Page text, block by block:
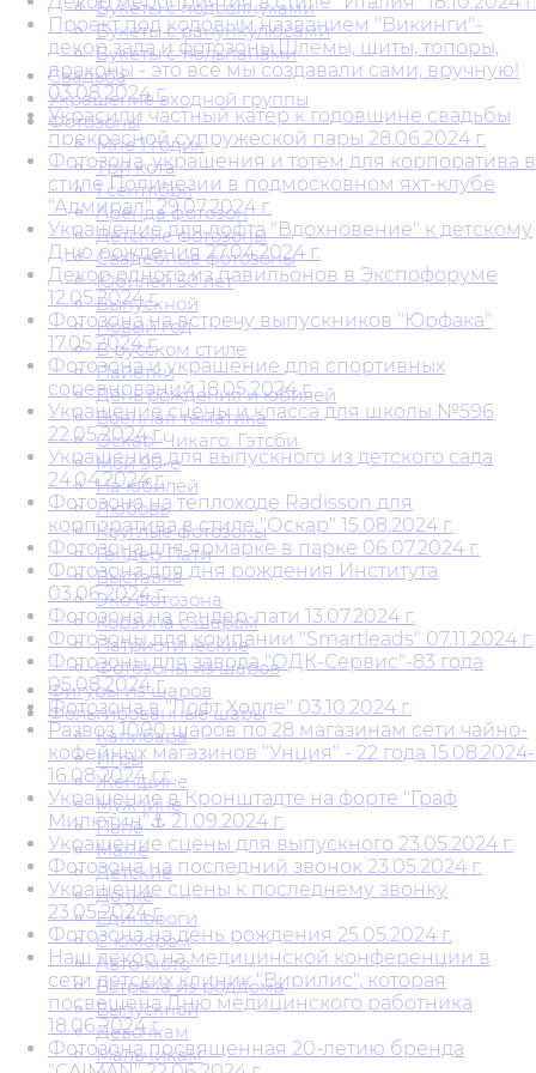
Букеты с подсолнухами
Букеты с ранункулюсами
Букеты с тюльпанами
Свадьба
Украшение входной группы
Фотозоны
Мне 1 годик
Три кота
1 сентября
Аренда фотозон
Детские фотозоны
Свадебные фотозоны
Юбилей 50 лет
Выпускной
Новый год
В русском стиле
Пайетки
День рождения и юбилей
Военная тематика
Оскар. Чикаго. Гэтсби.
Мои 90-е
На юбилей
Любовь
Круглые фотозоны
Гендер Пати
Выставка
Эко фотозона
Корзина с шаром
Патриотические
Фотозоны из шаров
Фигуры из шаров
Фольгированные шары
Капибара
Игры
Женщине
Мужчине
Папе
Маме
Детские
Дочке
Единороги
С юмором
Авто-мото
Встреча из роддома
Выпускной
Девочкам
Мальчикам
Проект под кодовым названием "Викинги"-
декор зала и фотозоны.Шлемы, щиты, топоры,
драконы - это всё мы создавали сами, вручную!
03.08.2024 г.
Украсили частный катер к годовщине свадьбы
прекрасной супружеской пары 28.06.2024 г.
Фотозона, украшения и тотем для корпоратива в
стиле Полинезии в подмосковном яхт-клубе
"Адмирал" 29.07.2024 г.
Украшение для лофта "Вдохновение" к детскому
Дню рождения 27.04.2024 г.
Декор одного из павильонов в Экспофоруме
12.05.2024 г.
Фотозона на встречу выпускников "Юрфака"
17.05.2024 г.
Фотозона и украшение для спортивных
соревнований 18.05.2024 г.
Украшение сцены и класса для школы №596
22.05.2024 г.
Украшение для выпускного из детского сада
24.04.2024 г.
Фотозона на теплоходе Radisson для
корпоратива в стиле "Оскар" 15.08.2024 г.
Фотозона для ярмарке в парке 06.07.2024 г.
Фотозона для дня рождения Института
03.06.2024 г.
Фотозона на гендер-пати 13.07.2024 г.
Фотозоны для компании "Smartleads" 07.11.2024 г.
Фотозоны для завода "ОДК-Сервис"-83 года
05.08.2024 г.
Фотозона в "Лофт Холле" 03.10.2024 г.
Развоз 1000 шаров по 28 магазинам сети чайно-
кофейных магазинов "Унция" - 22 года 15.08.2024-
16.08.2024 г.г.
Украшение в Кронштадте на форте "Граф
Милютин"⚓ 21.09.2024 г.
Украшение сцены для выпускного 23.05.2024 г.
Фотозона на последний звонок 23.05.2024 г.
Украшение сцены к последнему звонку
23.05.2024 г.
Фотозона на день рождения 25.05.2024 г.
Наш декор на медицинской конференции в
сети детских клиник "Вирилис", которая
посвещена Дню медицинского работника
18.06.2024 г.
Фотозона посвященная 20-летию бренда